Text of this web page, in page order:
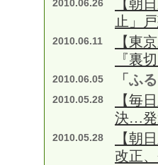
2010.06.26
【朝
止」
2010.06.11
【東
『裏
2010.06.05 「ふ
2010.05.28
【毎
決…発
2010.05.28
【朝
改正